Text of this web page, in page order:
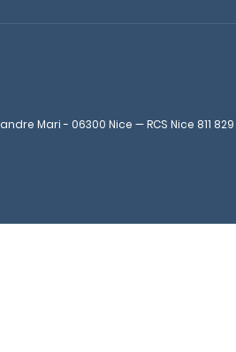
Mari - 06300 Nice — RCS Nice 811